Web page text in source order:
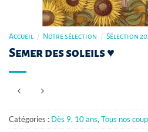
Accueil / Notre sélection / Sélection
Semer des soleils ♥
Catégories : Dès 9, 10 ans,Tous nos